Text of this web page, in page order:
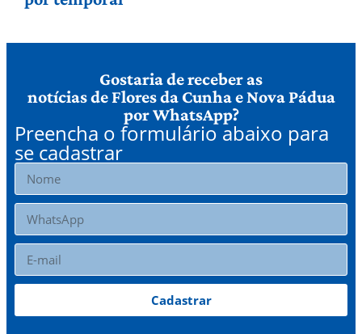
Gostaria de receber as
notícias de Flores da Cunha e Nova Pádua
por WhatsApp?
Preencha o formulário abaixo para
se cadastrar
Cadastrar